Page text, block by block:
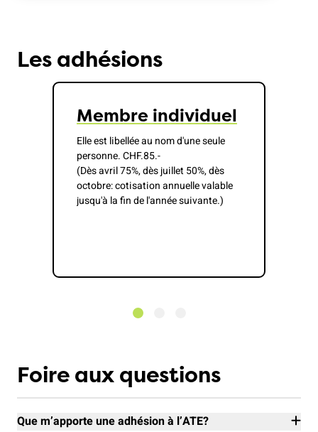
Les adhésions
Membre individuel
Elle est libellée au nom d'une seule
personne. CHF.85.-
(Dès avril 75%, dès juillet 50%, dès
octobre: cotisation annuelle valable
jusqu'à la fin de l'année suivante.)
Foire aux questions
Que m’apporte une adhésion à l’ATE?